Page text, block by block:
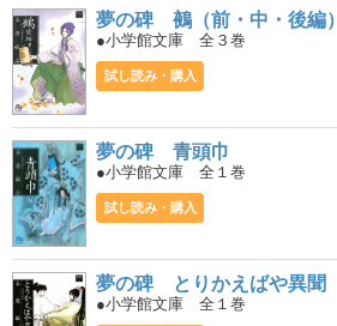
夢の碑 鵺（前・中・後編）
●小学館文庫 全３巻
試し読み・購入
夢の碑 青頭巾
●小学館文庫 全１巻
試し読み・購入
夢の碑 とりかえばや異聞
●小学館文庫 全１巻